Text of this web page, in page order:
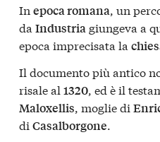
In epoca romana, un
da Industria giungeva a
epoca imprecisata la
Il documento più antico
risale al 1320 , ed è il
Maloxellis , moglie di
di Casalborgone